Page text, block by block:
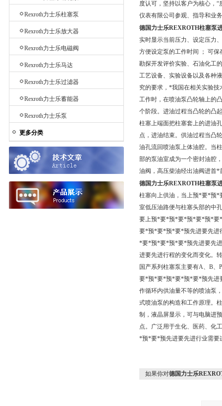
Rexroth力士乐柱塞泵
Rexroth力士乐放大器
Rexroth力士乐电磁阀
Rexroth力士乐马达
Rexroth力士乐过滤器
Rexroth力士乐蓄能器
Rexroth力士乐泵
更多分类
度认可，坚持以客户为核心，
仪表有限公司参观、指导和业
德国力士乐REXROTH柱塞泵
实时显示当前压力、设定压力
方便设定泵的工作时间 ； 可
勘探开发评价实验、石油化工
工艺设备、实验设备以及各种
究的要求，*我国在相关实验
工作时，在喷油泵凸轮轴上的
个阶段。进油过程当凸轮的凸
柱塞上端面把柱塞套上的进油
点，进油结束。供油过程当凸
油孔流回喷油泵上体油腔。当
部的泵油室成为一个密封油腔
油阀，高压柴油经出油阀进首
德国力士乐REXROTH柱塞泵
柱塞向上供油，当上预*要*预*
室低压油路便与柱塞头部的中
要上预*要*预*要*预*要*预*要
要*预*要*预*要*预先进要先进
*要*预*要*预*要*预先进要先
进要先进行程的变化而变化。
国产系列柱塞泵主要有A、B
要*预*要*预*要*预*要*预先进
作循环内供油量不等的喷油泵
式喷油泵的构造和工作原理。
制，液晶屏显示，可与电脑进
点。广泛用于生化、医药、
*预*要*预先进要先进行业需要
如果你对德国力士乐